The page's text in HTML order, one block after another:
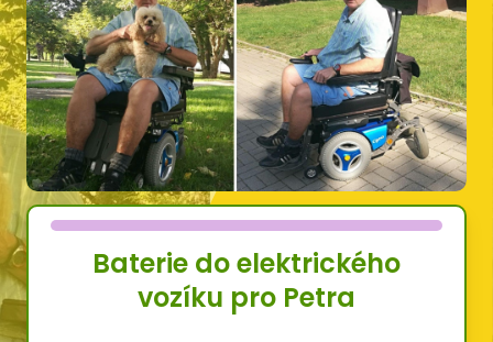
Baterie do elektrického
vozíku pro Petra